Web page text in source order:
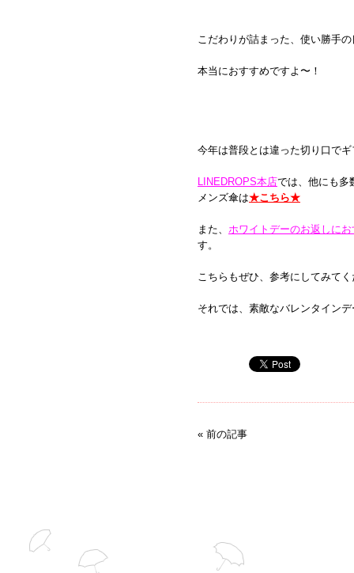
こだわりが詰まった、使い勝手
本当におすすめですよ〜！
今年は普段とは違った切り口で
LINEDROPS本店では、他にも多
メンズ傘は★こちら★
また、 ホワイトデーのお返しに
す。
こちらもぜひ、参考にしてみて
それでは、素敵なバレンタイン
« 前の記事